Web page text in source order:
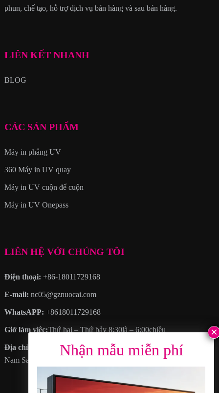
phun, chế tạo, hỗ trợ dịch vụ bán hàng và sau bán hàng.
LIÊN KẾT NHANH
BLOG
CÁC SẢN PHẨM
Máy in phẳng UV
360 Máy in UV quay
Máy in UV cuộn để cuộn
Máy in UV Onepass
LIÊN HỆ VỚI CHÚNG TÔI
Điện thoại: +86-18011729168
E-mail: nc05@gznuocai.com
WhatsAPP: +8618011729168
Giờ làm việc:Thứ hai – Thứ bảy 8:30là – 6:00chiều
Địa chỉ: KHÔNG. 28, Đại lộ Hạo Cương, Thêm thị trấn, Quận
Nam Sa, thành phố Quảng Châu, Tỉnh Quảng Đông